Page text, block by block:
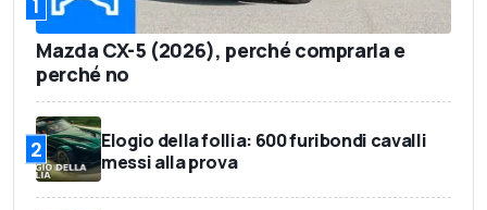
1
Mazda CX-5 (2026), perché comprarla e
perché no
2
Elogio della follia: 600 furibondi cavalli
messi alla prova